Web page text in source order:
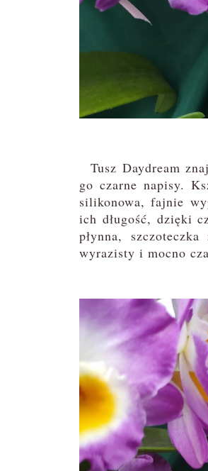
Tusz Daydream
go czarne napisy.
silikonowa, fajnie
ich długość, dzięki
płynna,
wyrazisty i mocno